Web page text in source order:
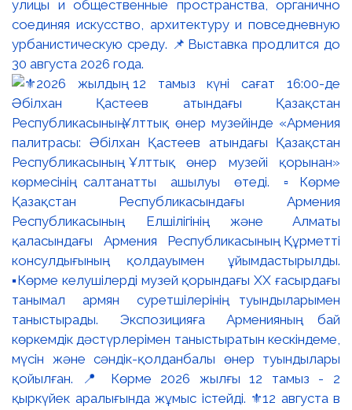
улицы и общественные пространства, органично
соединяя искусство, архитектуру и повседневную
урбанистическую среду. 📌Выставка продлится до
30 августа 2026 года.